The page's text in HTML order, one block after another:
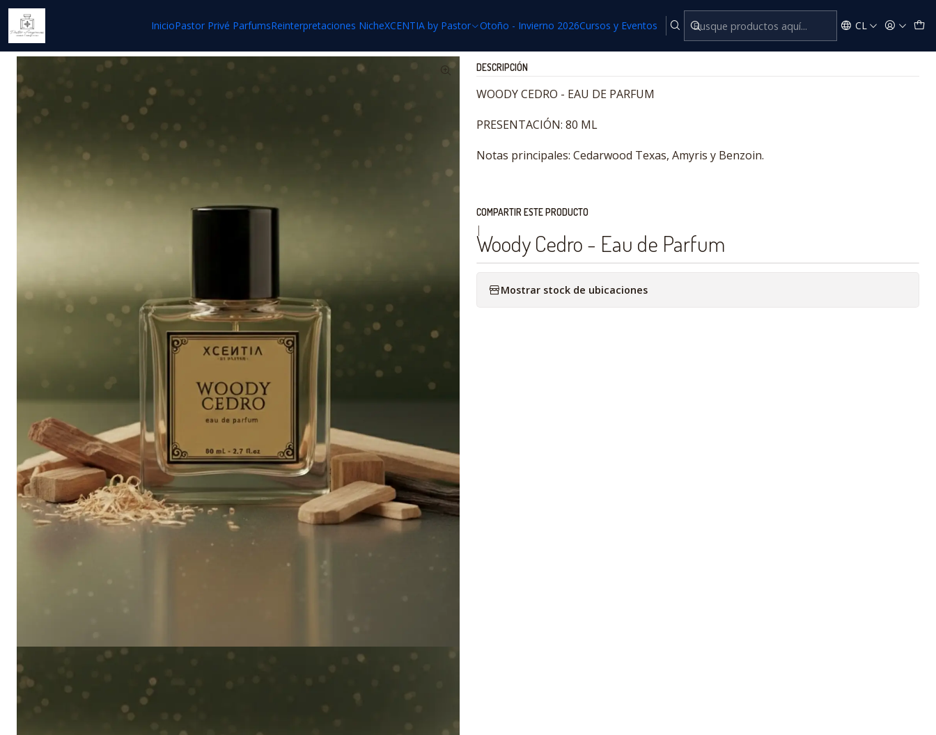
InicioPastor Privé ParfumsReinterpretaciones NicheXCENTIA by Pastor Otoño - Invierno 2026Cursos y Eventos CL
DESCRIPCIÓN
WOODY CEDRO - EAU DE PARFUM
PRESENTACIÓN: 80 ML
Notas principales: Cedarwood Texas, Amyris y Benzoin.
COMPARTIR ESTE PRODUCTO
|
Woody Cedro - Eau de Parfum
Mostrar stock de ubicaciones